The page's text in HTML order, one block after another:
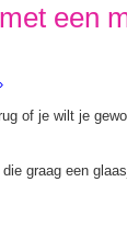
een
of je wilt je
graag een